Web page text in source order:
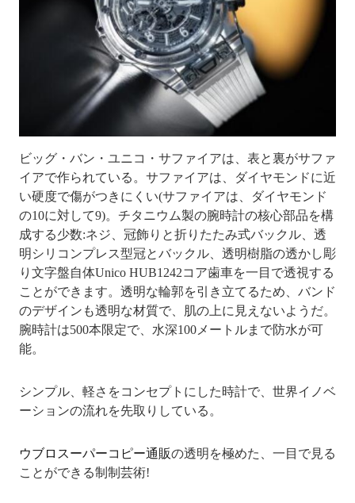
ビッグ・バン・ユニコ・サファイアは、表と裏がサファ
イアで作られている。サファイアは、ダイヤモンドに近
い硬度で傷がつきにくい(サファイアは、ダイヤモンド
の10に対して9)。チタニウム製の腕時計の核心部品を構
成する少数:ネジ、冠飾りと折りたたみ式バックル、透
明シリコンプレス型冠とバックル、透明樹脂の透かし彫
り文字盤自体Unico HUB1242コア歯車を一目で透視する
ことができます。透明な輪郭を引き立てるため、バンド
のデザインも透明な材質で、肌の上に見えないようだ。
腕時計は500本限定で、水深100メートルまで防水が可
能。
シンプル、軽さをコンセプトにした時計で、世界イノベ
ーションの流れを先取りしている。
ウブロスーパーコピー通販の透明を極めた、一目で見る
ことができる制制芸術!